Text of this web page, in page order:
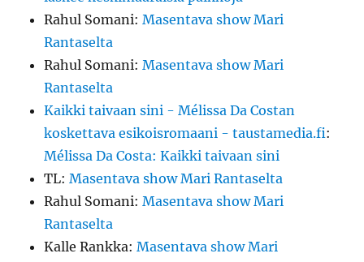
Rahul Somani:Masentava show Mari
Rantaselta
Rahul Somani:Masentava show Mari
Rantaselta
Kaikki taivaan sini - Mélissa Da Costan
koskettava esikoisromaani - taustamedia.fi:
Mélissa Da Costa: Kaikki taivaan sini
TL:Masentava show Mari Rantaselta
Rahul Somani:Masentava show Mari
Rantaselta
Kalle Rankka:Masentava show Mari